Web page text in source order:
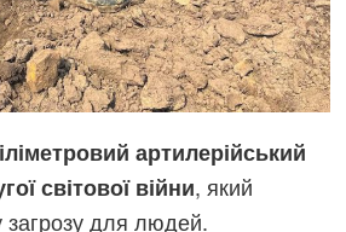
артилерійський
світової війни, який
загрозу для людей.